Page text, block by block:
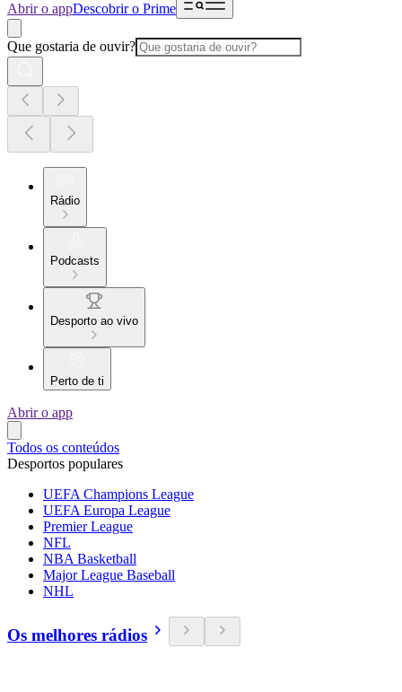
Abrir o appDescobrir o Prime
Que gostaria de ouvir?
Rádio
Podcasts
Desporto ao vivo
Perto de ti
Abrir o app
Todos os conteúdos
Desportos populares
UEFA Champions League
UEFA Europa League
Premier League
NFL
NBA Basketball
Major League Baseball
NHL
Os melhores rádios